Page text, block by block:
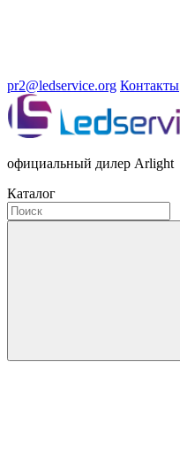
pr2@ledservice.org Контакты
официальный дилер Arlight
Каталог